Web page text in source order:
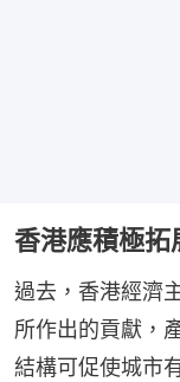
香港應積極拓
過去，香港經濟
所作出的貢獻，
結構可促使城市